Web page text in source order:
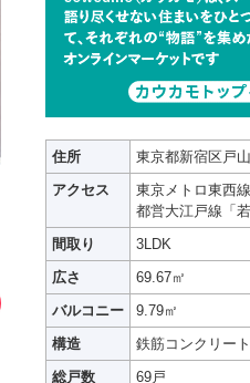
住所
東京都新宿区戸山
アクセス
東京メトロ東西
都営大江戸線「
間取り
3LDK
広さ
69.67㎡
バルコニー
9.79㎡
構造
鉄筋コンクリー
総戸数
69戸